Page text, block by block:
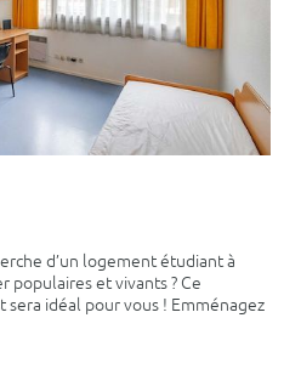
d’un logement étudiant à
populaires et vivants ? Ce
sera idéal pour vous ! Emménagez